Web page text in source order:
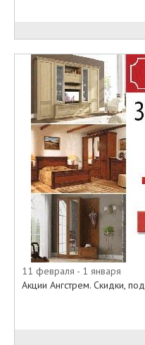
выполнение
заказов Ангстрем
давно и весьма успешно.
11 февраля - 1 января
Акции Ангстрем. Скидки,